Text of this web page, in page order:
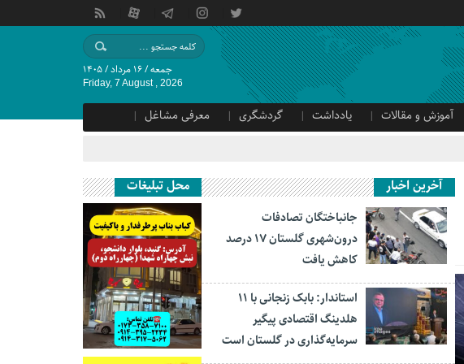
جمعه / ۱۶ مرداد / ۱۴۰۵
Friday, 7 August , 2026
آموزش و مقالات یادداشت گردشگری
معرفی مشاغل
آخرین اخبار
جانباختگان تصادفات
درون‌شهری گلستان ۱۷ درصد
کاهش یافت
استاندار: بابک زنجانی با ۱۱
هلدینگ اقتصادی پیگیر
سرمایه‌گذاری در گلستان است
محل تبلیغات